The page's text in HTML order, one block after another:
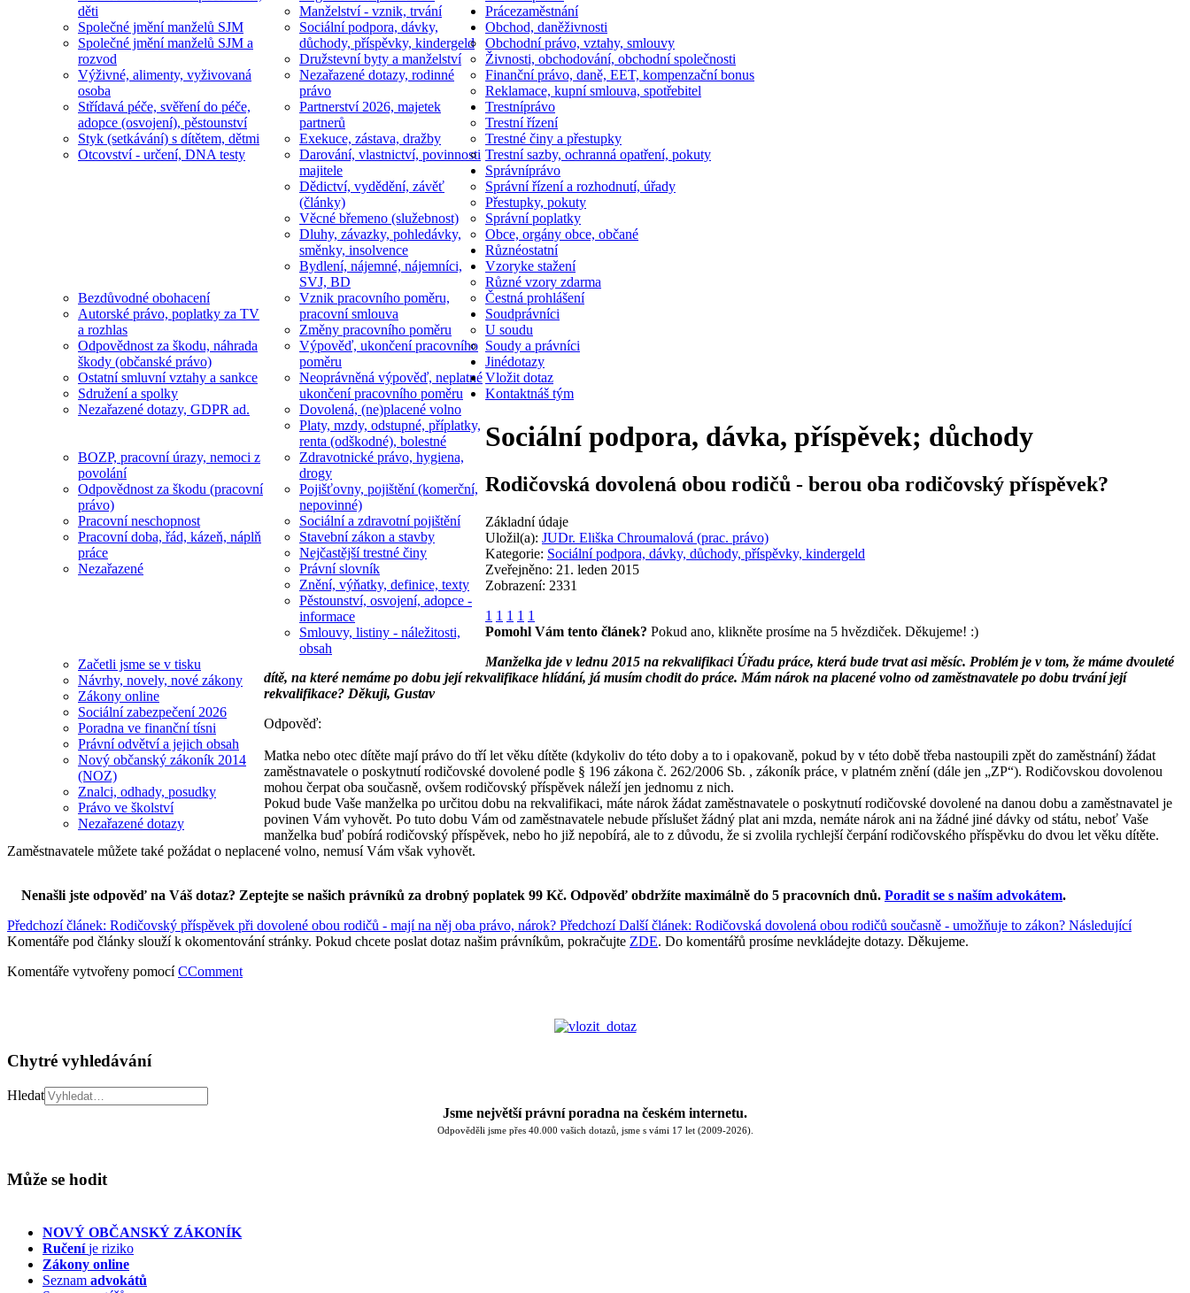
děti
Společné jmění manželů SJM
Společné jmění manželů SJM a
rozvod
Výživné, alimenty, vyživovaná
osoba
Střídavá péče, svěření do péče,
adopce (osvojení), pěstounství
Styk (setkávání) s dítětem, dětmi
Otcovství - určení, DNA testy
Manželství - vznik, trvání
Sociální podpora, dávky,
důchody, příspěvky, kindergeld
Družstevní byty a manželství
Nezařazené dotazy, rodinné
právo
Partnerství 2026, majetek
partnerů
Exekuce, zástava, dražby
Darování, vlastnictví, povinnosti
majitele
Dědictví, vydědění, závěť
(články)
Věcné břemeno (služebnost)
Dluhy, závazky, pohledávky,
směnky, insolvence
Bydlení, nájemné, nájemníci,
SVJ, BD
Bezdůvodné obohacení
Autorské právo, poplatky za TV
a rozhlas
Odpovědnost za škodu, náhrada
škody (občanské právo)
Ostatní smluvní vztahy a sankce
Sdružení a spolky
Nezařazené dotazy, GDPR ad.
Prácezaměstnání
Vznik pracovního poměru,
pracovní smlouva
Změny pracovního poměru
Výpověď, ukončení pracovního
poměru
Neoprávněná výpověď, neplatné
ukončení pracovního poměru
Dovolená, (ne)placené volno
Platy, mzdy, odstupné, příplatky,
renta (odškodné), bolestné
BOZP, pracovní úrazy, nemoci z
povolání
Odpovědnost za škodu (pracovní
právo)
Pracovní neschopnost
Pracovní doba, řád, kázeň, náplň
práce
Nezařazené
Obchod, daněživnosti
Obchodní právo, vztahy, smlouvy
Živnosti, obchodování, obchodní společnosti
Finanční právo, daně, EET, kompenzační bonus
Reklamace, kupní smlouva, spotřebitel
Trestníprávo
Trestní řízení
Trestné činy a přestupky
Trestní sazby, ochranná opatření, pokuty
Správníprávo
Správní řízení a rozhodnutí, úřady
Přestupky, pokuty
Správní poplatky
Obce, orgány obce, občané
Různéostatní
Zdravotnické právo, hygiena,
drogy
Pojišťovny, pojištění (komerční,
nepovinné)
Sociální a zdravotní pojištění
Stavební zákon a stavby
Nejčastější trestné činy
Právní slovník
Znění, výňatky, definice, texty
Pěstounství, osvojení, adopce -
informace
Smlouvy, listiny - náležitosti,
obsah
Začetli jsme se v tisku
Návrhy, novely, nové zákony
Zákony online
Sociální zabezpečení 2026
Poradna ve finanční tísni
Právní odvětví a jejich obsah
Nový občanský zákoník 2014
(NOZ)
Znalci, odhady, posudky
Právo ve školství
Nezařazené dotazy
Vzoryke stažení
Různé vzory zdarma
Čestná prohlášení
Soudprávníci
U soudu
Soudy a právníci
Jinédotazy
Vložit dotaz
Kontaktnáš tým
Sociální podpora, dávka, příspěvek; důchody
Rodičovská dovolená obou rodičů - berou oba rodičovský příspěvek?
Základní údaje
Uložil(a): JUDr. Eliška Chroumalová (prac. právo)
Kategorie: Sociální podpora, dávky, důchody, příspěvky, kindergeld
Zveřejněno: 21. leden 2015
Zobrazení: 2331
1 1 1 1 1
Pomohl Vám tento článek? Pokud ano, klikněte prosíme na 5 hvězdiček. Děkujeme! :)
Manželka jde v lednu 2015 na rekvalifikaci Úřadu práce, která bude trvat asi měsíc. Problém je v tom, že máme dvouleté
dítě, na které nemáme po dobu její rekvalifikace hlídání, já musím chodit do práce. Mám nárok na placené volno od zaměstnavatele po dobu trvání její
rekvalifikace? Děkuji, Gustav
Odpověď:
Matka nebo otec dítěte mají právo do tří let věku dítěte (kdykoliv do této doby a to i opakovaně, pokud by v této době třeba nastoupili zpět do zaměstnání) žádat
zaměstnavatele o poskytnutí rodičovské dovolené podle § 196 zákona č. 262/2006 Sb. , zákoník práce, v platném znění (dále jen „ZP“). Rodičovskou dovolenou
mohou čerpat oba současně, ovšem rodičovský příspěvek náleží jen jednomu z nich.
Pokud bude Vaše manželka po určitou dobu na rekvalifikaci, máte nárok žádat zaměstnavatele o poskytnutí rodičovské dovolené na danou dobu a zaměstnavatel je
povinen Vám vyhovět. Po tuto dobu Vám od zaměstnavatele nebude příslušet žádný plat ani mzda, nemáte nárok ani na žádné jiné dávky od státu, neboť Vaše
manželka buď pobírá rodičovský příspěvek, nebo ho již nepobírá, ale to z důvodu, že si zvolila rychlejší čerpání rodičovského příspěvku do dvou let věku dítěte.
Zaměstnavatele můžete také požádat o neplacené volno, nemusí Vám však vyhovět.
Nenašli jste odpověď na Váš dotaz? Zeptejte se našich právníků za drobný poplatek 99 Kč. Odpověď obdržíte maximálně do 5 pracovních dnů. Poradit se s naším advokátem.
Předchozí článek: Rodičovský příspěvek při dovolené obou rodičů - mají na něj oba právo, nárok? Předchozí Další článek: Rodičovská dovolená obou rodičů současně - umožňuje to zákon? Následující
Komentáře pod články slouží k okomentování stránky. Pokud chcete poslat dotaz našim právníkům, pokračujte ZDE. Do komentářů prosíme nevkládejte dotazy. Děkujeme.
Komentáře vytvořeny pomocíCComment
Chytré vyhledávání
Hledat
Jsme největší právní poradna na českém internetu.
Odpověděli jsme přes 40.000 vašich dotazů, jsme s vámi 17 let (2009-2026).
Může se hodit
NOVÝ OBČANSKÝ ZÁKONÍK
Ručeníje riziko
Zákony online
Seznam advokátů